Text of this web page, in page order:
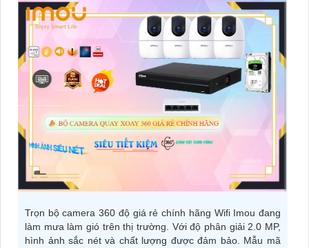
Trọn bộ camera 360 độ giá rẻ chính hãng Wifi Imou đang
làm mưa làm gió trên thị trường. Với độ phân giải 2.0 MP,
hình ảnh sắc nét và chất lượng được đảm bảo. Mẫu mã